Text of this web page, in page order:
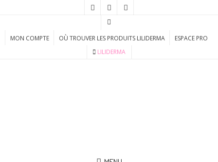
MON COMPTE OÙ TROUVER LES PRODUITS LILIDERMA
ESPACE PRO
LILIDERMA